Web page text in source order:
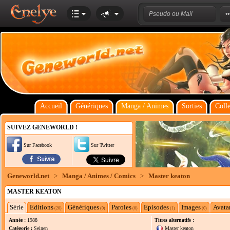
Accueil Génériques Manga / Animes Sorties
SUIVEZ GENEWORLD !
Sur Facebook Sur Twitter
Geneworld.net > Manga / Animes / Comics > Master keaton
MASTER KEATON
Série Editions (20) Génériques (0) Paroles (0) Episodes (1) Images (0)
Année : 1988
Catégorie : Seinen
Titres alternatifs :
Master keaton